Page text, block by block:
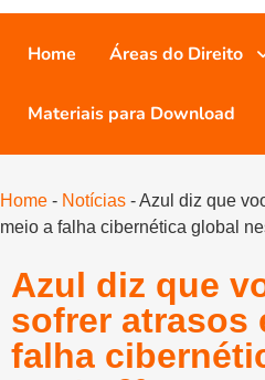
Home Áreas do Direito
Materiais para Download
Home - Notícias -Azul diz que
meio a falha cibernética global
Azul diz que
sofrer atrasos
falha